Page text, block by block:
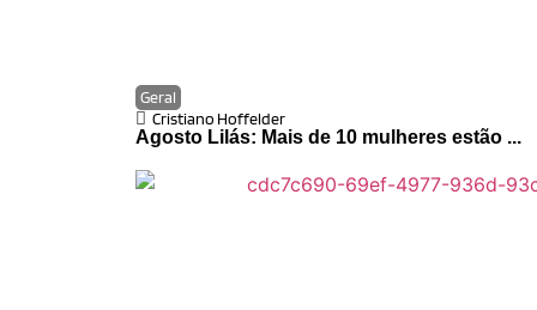
Geral
Cristiano Hoffelder
Agosto Lilás: Mais de 10 mulheres estão ...